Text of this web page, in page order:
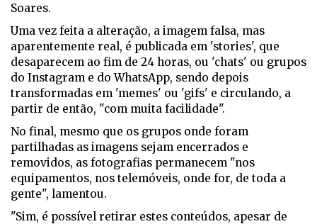
Soares.
Uma vez feita a alteração, a imagem falsa, mas
aparentemente real, é publicada em 'stories', que
desaparecem ao fim de 24 horas, ou 'chats' ou grupos
do Instagram e do WhatsApp, sendo depois
transformadas em 'memes' ou 'gifs' e circulando, a
partir de então, "com muita facilidade".
No final, mesmo que os grupos onde foram
partilhadas as imagens sejam encerrados e
removidos, as fotografias permanecem "nos
equipamentos, nos telemóveis, onde for, de toda a
gente", lamentou.
"Sim, é possível retirar estes conteúdos, apesar de